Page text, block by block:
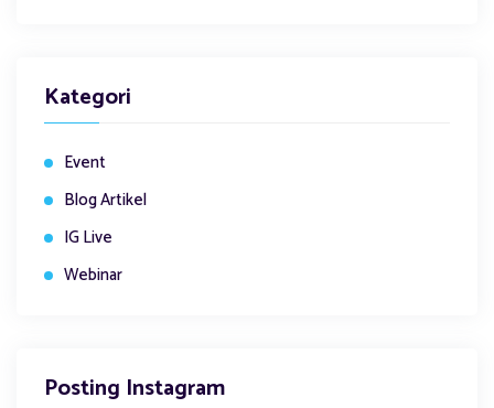
Kategori
Event
Blog Artikel
IG Live
Webinar
Posting Instagram